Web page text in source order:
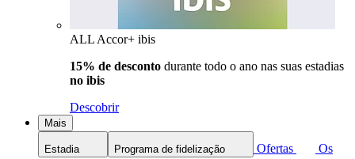
ALL Accor+ ibis
15% de desconto durante todo o ano nas suas estadias
no ibis
Descobrir
Mais
Estadia Programa de fidelização Ofertas
Os